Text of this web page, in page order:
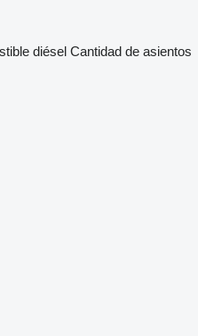
diésel Cantidad de asientos